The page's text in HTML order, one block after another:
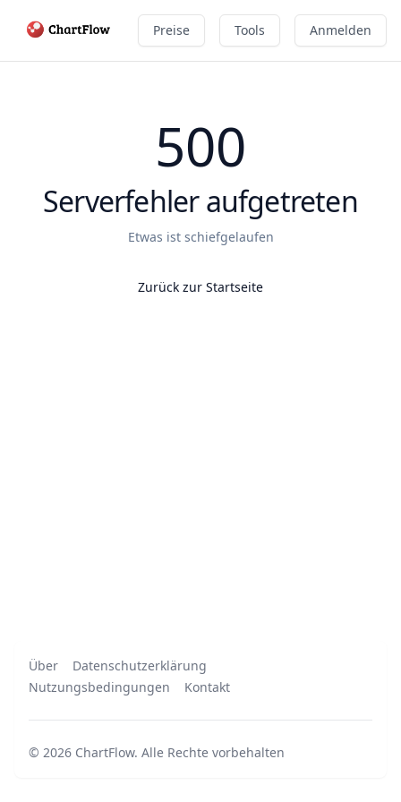
Preise Tools Anmelden
500
Serverfehler aufgetreten
Etwas ist schiefgelaufen
Zurück zur Startseite
Über
Datenschutzerklärung
Nutzungsbedingungen
Kontakt
© 2026 ChartFlow. Alle Rechte vorbehalten